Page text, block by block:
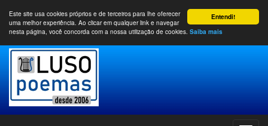
Entendi!
Este site usa cookies próprios e de terceiros para lhe oferecer
uma melhor experiência. Ao clicar em qualquer link e navegar
nesta página, você concorda com a nossa utilização de cookies. Saiba mais